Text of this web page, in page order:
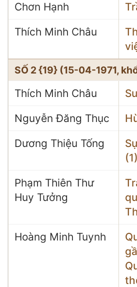
Chơn Hạnh
Thích Minh Châu
SỐ 2 {19} (15-04-1971,
Thích Minh Châu
Nguyễn Đăng Thục
Dương Thiệu Tống
(1)
Phạm Thiên Thư
Huy Tưởng
Hoàng Minh Tuynh